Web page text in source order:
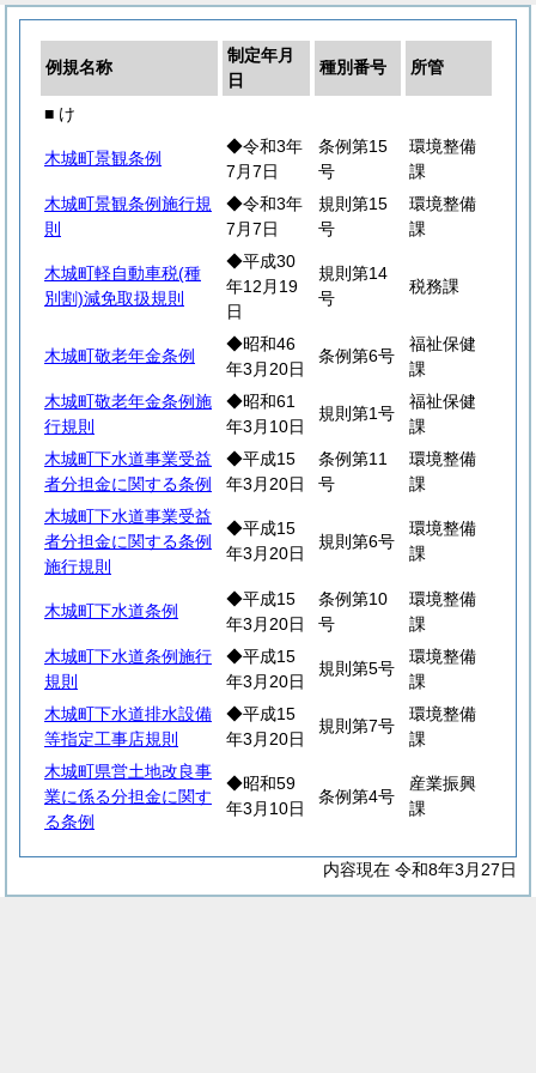
例規名称
制定年月
日
種別番号 所管
■ け
木城町景観条例
◆令和3年
7月7日
条例第15
号
環境整備
課
木城町景観条例施行規
則
◆令和3年
7月7日
規則第15
号
環境整備
課
木城町軽自動車税(種
別割)減免取扱規則
◆平成30
年12月19
日
規則第14
号
税務課
木城町敬老年金条例
◆昭和46
年3月20日
条例第6号
福祉保健
課
木城町敬老年金条例施
行規則
◆昭和61
年3月10日
規則第1号
福祉保健
課
木城町下水道事業受益
者分担金に関する条例
◆平成15
年3月20日
条例第11
号
環境整備
課
木城町下水道事業受益
者分担金に関する条例
施行規則
◆平成15
年3月20日
規則第6号
環境整備
課
木城町下水道条例
◆平成15
年3月20日
条例第10
号
環境整備
課
木城町下水道条例施行
規則
◆平成15
年3月20日
規則第5号
環境整備
課
木城町下水道排水設備
等指定工事店規則
◆平成15
年3月20日
規則第7号
環境整備
課
木城町県営土地改良事
業に係る分担金に関す
る条例
◆昭和59
年3月10日
条例第4号
産業振興
課
内容現在 令和8年3月27日